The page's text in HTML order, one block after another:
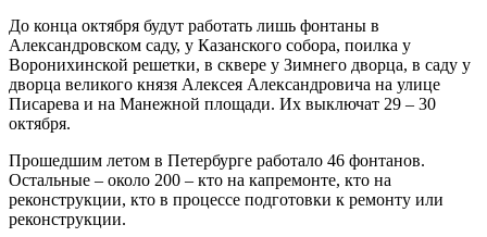
До конца октября будут работать лишь фонтаны в
Александровском саду, у Казанского собора, поилка у
Воронихинской решетки, в сквере у Зимнего дворца, в саду у
дворца великого князя Алексея Александровича на улице
Писарева и на Манежной площади. Их выключат 29 – 30
октября.
Прошедшим летом в Петербурге работало 46 фонтанов.
Остальные – около 200 – кто на капремонте, кто на
реконструкции, кто в процессе подготовки к ремонту или
реконструкции.